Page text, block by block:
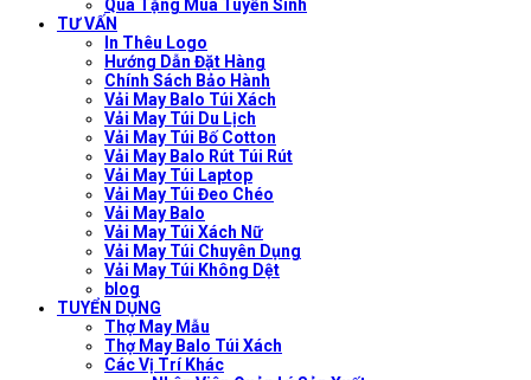
Quà Tặng Mùa Tuyển Sinh
TƯ VẤN
In Thêu Logo
Hướng Dẫn Đặt Hàng
Chính Sách Bảo Hành
Vải May Balo Túi Xách
Vải May Túi Du Lịch
Vải May Túi Bố Cotton
Vải May Balo Rút Túi Rút
Vải May Túi Laptop
Vải May Túi Đeo Chéo
Vải May Balo
Vải May Túi Xách Nữ
Vải May Túi Chuyên Dụng
Vải May Túi Không Dệt
blog
TUYỂN DỤNG
Thợ May Mẫu
Thợ May Balo Túi Xách
Các Vị Trí Khác